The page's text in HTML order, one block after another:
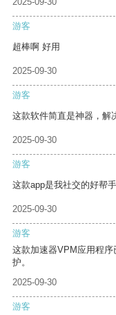
游客
超棒啊 好用
2025-09-30
游客
这款软件简直是神器，解
2025-09-30
游客
这款app是我社交的好帮
2025-09-30
游客
这款加速器VPM应用程
护。
2025-09-30
游客